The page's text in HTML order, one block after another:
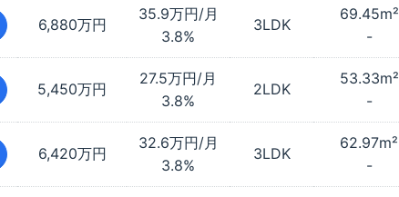
6,880万円
35.9万円/月
3.8%
3LDK
69.45m²
-
5,450万円
27.5万円/月
3.8%
2LDK
53.33m²
-
6,420万円
32.6万円/月
3.8%
3LDK
62.97m²
-